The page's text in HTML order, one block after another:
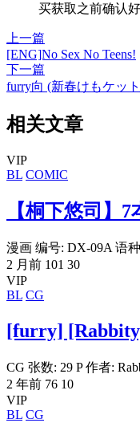
买获取之前确认
上一篇
[ENG]No Sex No Teens!
下一篇
furry向 (新春けもケッ
相关文章
VIP
BL COMIC
【桐下悠司】
漫画 编号: DX-09A 语
2 月前 101 30
VIP
BL CG
[furry]
CG 张数: 29 P 作者:
2 年前 76 10
VIP
BL CG